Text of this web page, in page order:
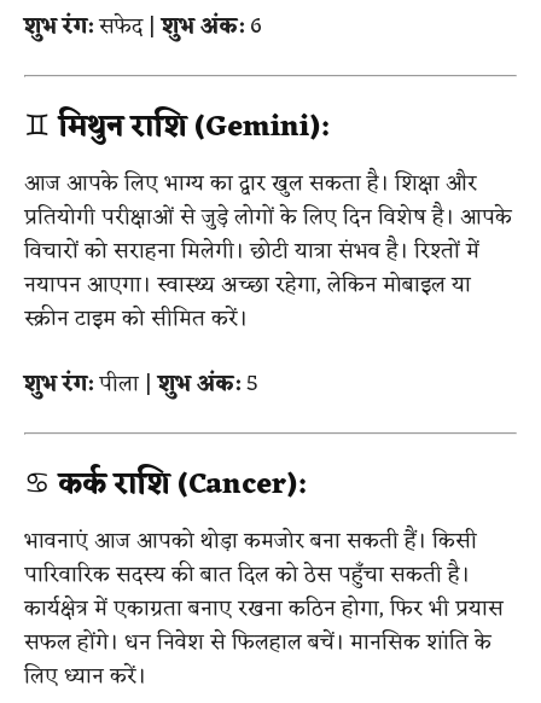
शुभ रंग:सफेद |शुभ अंक:6
♊मिथुन राशि (Gemini):
आज आपके लिए भाग्य का द्वार खुल सकता है। शिक्षा और
प्रतियोगी परीक्षाओं से जुड़े लोगों के लिए दिन विशेष है। आपके
विचारों को सराहना मिलेगी। छोटी यात्रा संभव है। रिश्तों में
नयापन आएगा। स्वास्थ्य अच्छा रहेगा, लेकिन मोबाइल या
स्क्रीन टाइम को सीमित करें।
शुभ रंग:पीला |शुभ अंक:5
♋कर्क राशि (Cancer):
भावनाएं आज आपको थोड़ा कमजोर बना सकती हैं। किसी
पारिवारिक सदस्य की बात दिल को ठेस पहुँचा सकती है।
कार्यक्षेत्र में एकाग्रता बनाए रखना कठिन होगा, फिर भी प्रयास
सफल होंगे। धन निवेश से फिलहाल बचें। मानसिक शांति के
लिए ध्यान करें।